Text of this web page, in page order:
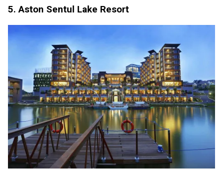
5. Aston Sentul Lake Resort